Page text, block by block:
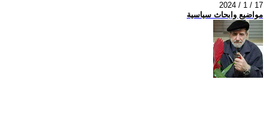
2024 / 1 / 17
مواضيع وابحاث سياسية